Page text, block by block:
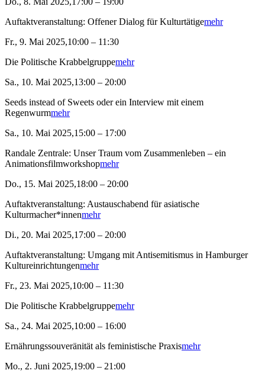
Auftaktveranstaltung: Offener Dialog für Kulturtätigemehr
Fr., 9. Mai 2025,10:00 – 11:30
Die Politische Krabbelgruppemehr
Sa., 10. Mai 2025,13:00 – 20:00
Seeds instead of Sweets oder ein Interview mit einem
Regenwurmmehr
Sa., 10. Mai 2025,15:00 – 17:00
Randale Zentrale: Unser Traum vom Zusammenleben – ein
Animationsfilmworkshopmehr
Do., 15. Mai 2025,18:00 – 20:00
Auftaktveranstaltung: Austauschabend für asiatische
Kulturmacher*innenmehr
Di., 20. Mai 2025,17:00 – 20:00
Auftaktveranstaltung: Umgang mit Antisemitismus in Hamburger
Kultureinrichtungenmehr
Fr., 23. Mai 2025,10:00 – 11:30
Die Politische Krabbelgruppemehr
Sa., 24. Mai 2025,10:00 – 16:00
Ernährungssouveränität als feministische Praxismehr
Mo., 2. Juni 2025,19:00 – 21:00